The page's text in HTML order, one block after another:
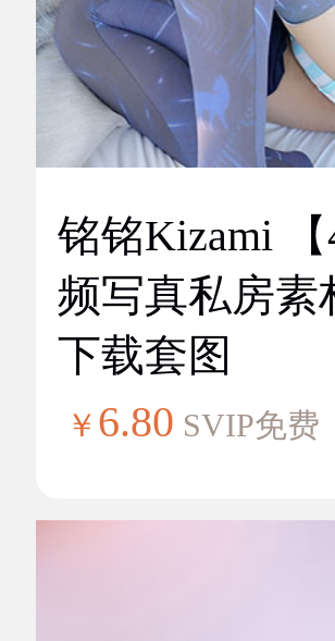
铭铭Kizami
频写真私房素
下载套图
￥ 6.80 SVIP免费